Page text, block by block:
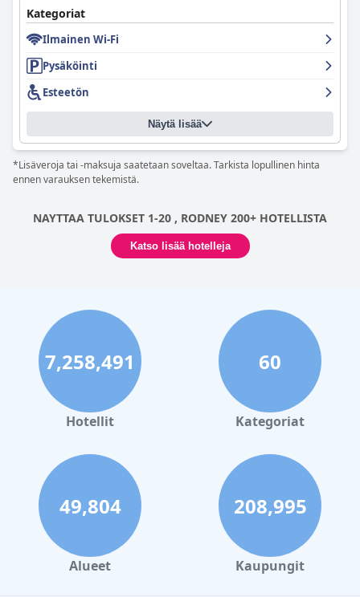
Kategoriat
Ilmainen Wi-Fi
Pysäköinti
Esteetön
Näytä lisää
*Lisäveroja tai -maksuja saatetaan soveltaa. Tarkista lopullinen hinta
ennen varauksen tekemistä.
NAYTTAA TULOKSET 1-20 , RODNEY 200+ HOTELLISTA
Katso lisää hotelleja
7,258,491
Hotellit
60
Kategoriat
49,804
Alueet
208,995
Kaupungit